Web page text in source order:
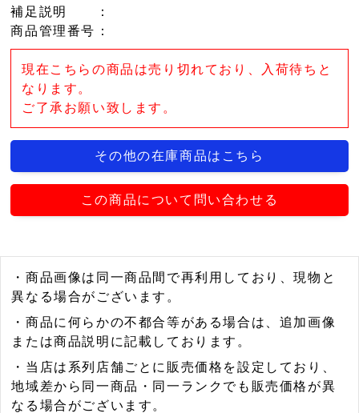
補足説明
：
商品管理番号 ：
現在こちらの商品は売り切れており、入荷待ちと
なります。
ご了承お願い致します。
その他の在庫商品はこちら
この商品について問い合わせる
・商品画像は同一商品間で再利用しており、現物と
異なる場合がございます。
・商品に何らかの不都合等がある場合は、追加画像
または商品説明に記載しております。
・当店は系列店舗ごとに販売価格を設定しており、
地域差から同一商品・同一ランクでも販売価格が異
なる場合がございます。